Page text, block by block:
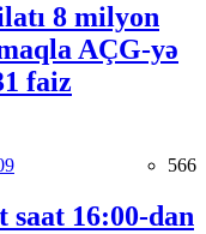
8 milyon
AÇG-yə
faiz
566
saat 16:00-dan